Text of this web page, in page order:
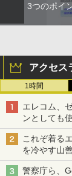
3つのポイ
アクセス
1時間
エレコム、
ンとしても
も、持ち替
これぞ着る
を冷やす山
ち・ざ・ろ
警察庁ら、